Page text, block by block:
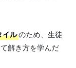
イルのため、生徒
解き方を学んだ